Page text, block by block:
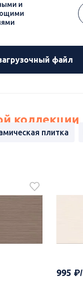
и
файл
коллекции
плитка
995